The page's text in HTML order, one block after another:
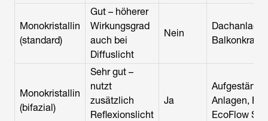
Monokristallin
(standard)
Gut – höherer
Wirkungsgrad
auch bei
Diffuslicht
Nein
Monokristallin
(bifazial)
Sehr gut –
nutzt
zusätzlich
Reflexionslicht
Ja
Anlagen,
EcoFlow